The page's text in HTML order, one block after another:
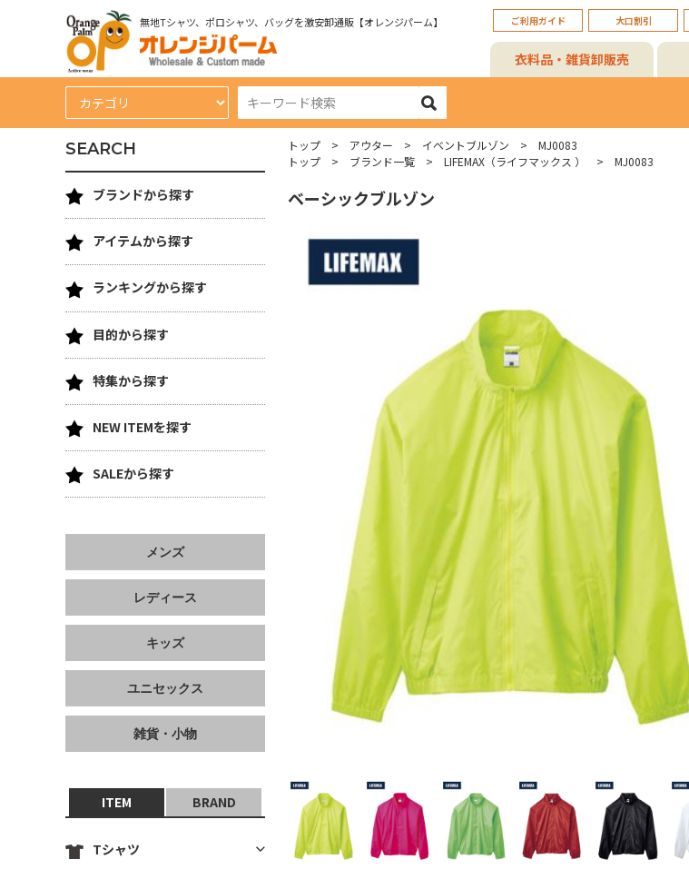
無地Tシャツ、ポロシャツ、バッグを激安卸通販【オレンジパーム】 ご利用ガイド 大口割引
衣料品・雑貨卸販売
トップ アウター イベントブルゾン
MJ0083
トップ
ブランド一覧 LIFEMAX（ライフマックス ） MJ0083
ベーシックブルゾン
SEARCH
ブランドから探す
アイテムから探す
ランキングから探す
目的から探す
特集から探す
NEW ITEMを探す
SALEから探す
メンズ
レディース
キッズ
ユニセックス
雑貨・小物
ITEM BRAND
Tシャツ